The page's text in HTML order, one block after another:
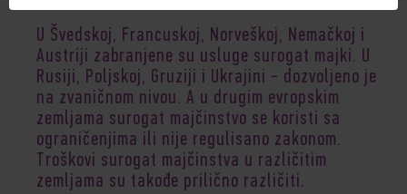
U Švedskoj, Francuskoj, Norveškoj, Nemačkoj i
Austriji zabranjene su usluge surogat majki. U
Rusiji, Poljskoj, Gruziji i Ukrajini - dozvoljeno je
na zvaničnom nivou. A u drugim evropskim
zemljama surogat majčinstvo se koristi sa
ograničenjima ili nije regulisano zakonom.
Troškovi surogat majčinstva u različitim
zemljama su takođe prilično različiti.